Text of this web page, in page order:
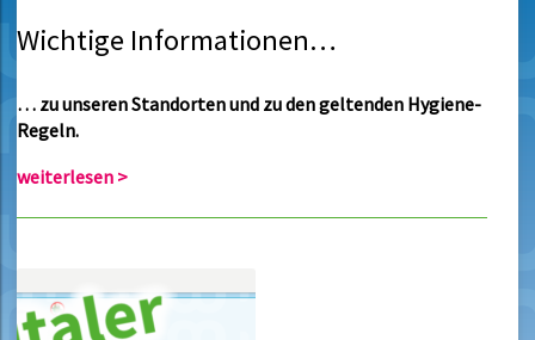
Wichtige Informationen…
… zu unseren Standorten und zu den geltenden Hygiene-
Regeln.
weiterlesen >